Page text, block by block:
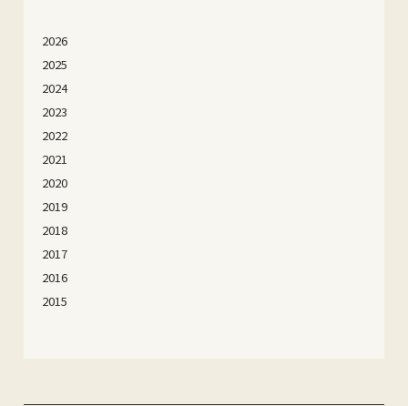
2026
2025
2024
2023
2022
2021
2020
2019
2018
2017
2016
2015